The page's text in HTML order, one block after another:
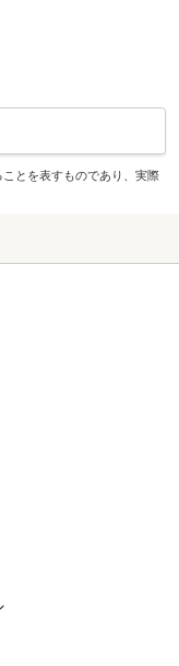
とを表すものであり、実際